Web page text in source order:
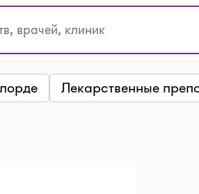
Лекарственные